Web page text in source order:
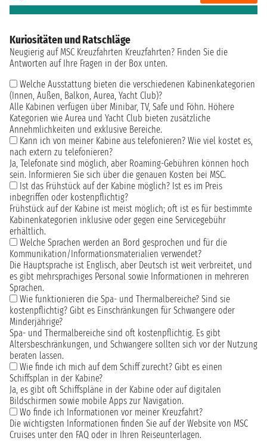
Kuriositäten und Ratschläge
Neugierig auf MSC Kreuzfahrten Kreuzfahrten? Finden Sie die
Antworten auf Ihre Fragen in der Box unten.
Welche Ausstattung bieten die verschiedenen Kabinenkategorien
(Innen, Außen, Balkon, Aurea, Yacht Club)?
Alle Kabinen verfügen über Minibar, TV, Safe und Föhn. Höhere
Kategorien wie Aurea und Yacht Club bieten zusätzliche
Annehmlichkeiten und exklusive Bereiche.
Kann ich von meiner Kabine aus telefonieren? Wie viel kostet es,
nach extern zu telefonieren?
Ja, Telefonate sind möglich, aber Roaming-Gebühren können hoch
sein. Informieren Sie sich über die genauen Kosten bei MSC.
Ist das Frühstück auf der Kabine möglich? Ist es im Preis
inbegriffen oder kostenpflichtig?
Frühstück auf der Kabine ist meist möglich; oft ist es für bestimmte
Kabinenkategorien inklusive oder gegen eine Servicegebühr
erhältlich.
Welche Sprachen werden an Bord gesprochen und für die
Kommunikation/Informationsmaterialien verwendet?
Die Hauptsprache ist Englisch, aber Deutsch ist weit verbreitet, und
es gibt mehrsprachiges Personal sowie Informationen in mehreren
Sprachen.
Wie funktionieren die Spa- und Thermalbereiche? Sind sie
kostenpflichtig? Gibt es Einschränkungen für Schwangere oder
Minderjährige?
Spa- und Thermalbereiche sind oft kostenpflichtig. Es gibt
Altersbeschränkungen, und Schwangere sollten sich vor der Nutzung
beraten lassen.
Wie finde ich mich auf dem Schiff zurecht? Gibt es einen
Schiffsplan in der Kabine?
Ja, es gibt oft Schiffspläne in der Kabine oder auf digitalen
Bildschirmen sowie mobile Apps zur Navigation.
Wo finde ich Informationen vor meiner Kreuzfahrt?
Die wichtigsten Informationen finden Sie auf der Website von MSC
Cruises unter den FAQ oder in Ihren Reiseunterlagen.